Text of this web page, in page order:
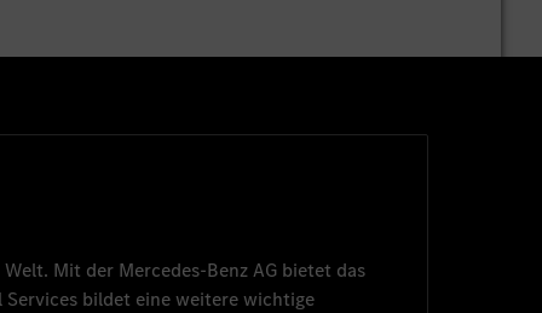
Mit der Mercedes-Benz AG bietet das
Services bildet eine weitere wichtige